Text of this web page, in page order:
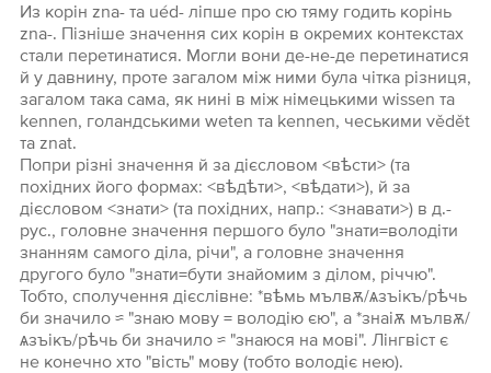
Из корін zna- та uéd- ліпше про сю тяму годить корінь
zna-. Пізніше значення сих корін в окремих контекстах
стали перетинатися. Могли вони де-не-де перетинатися
й у давнину, проте загалом між ними була чітка різниця,
загалом така сама, як нині в між німецькими wissen та
kennen, голандськими weten та kennen, чеськими vědět
та znat.
Попри різні значення й за дієсловом <вѣсти> (та
похідних його формах: <вѣдѣти>, <вѣдати>), й за
дієсловом <знати> (та похідних, напр.: <знавати>) в д.-
рус., головне значення першого було "знати=володіти
знанням самого діла, річи", а головне значення
другого було "знати=бути знайомим з ділом, річчю".
Тобто, сполучення дієслівне: *вѣмь мълвѫ/ѧзъікъ/рѣчь
би значило ≈ "знаю мову = володію єю", а *знаіѫ мълвѫ/
ѧзъікъ/рѣчь би значило ≈ "знаюся на мові". Лінгвіст є
не конечно хто "вість" мову (тобто володіє нею).